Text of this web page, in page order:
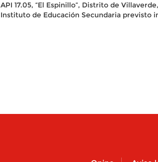
API 17.05, “El Espinillo”, Distrito de
Instituto de Educación Secundaria previsto